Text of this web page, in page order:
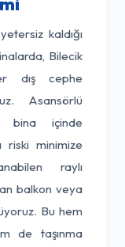
kaldığı
Bilecik
dış cephe
Asansörlü
bina içinde
riski minimize
raylı
balkon veya
Bu hem
de taşınma